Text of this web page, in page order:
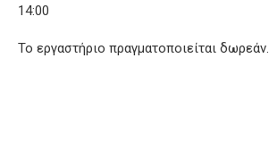
14:00
Το εργαστήριο πραγματοποιείται δωρεάν.